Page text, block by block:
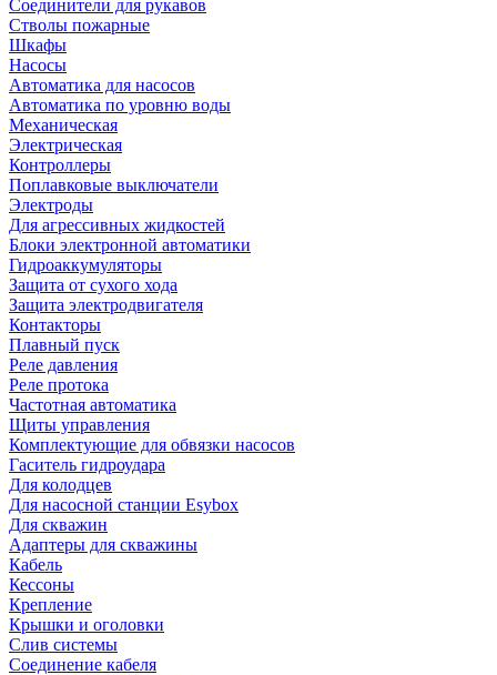
Соединители для рукавов
Стволы пожарные
Шкафы
Насосы
Автоматика для насосов
Автоматика по уровню воды
Механическая
Электрическая
Контроллеры
Поплавковые выключатели
Электроды
Для агрессивных жидкостей
Блоки электронной автоматики
Гидроаккумуляторы
Защита от сухого хода
Защита электродвигателя
Контакторы
Плавный пуск
Реле давления
Реле протока
Частотная автоматика
Щиты управления
Комплектующие для обвязки насосов
Гаситель гидроудара
Для колодцев
Для насосной станции Esybox
Для скважин
Адаптеры для скважины
Кабель
Кессоны
Крепление
Крышки и оголовки
Слив системы
Соединение кабеля